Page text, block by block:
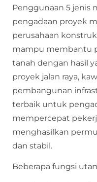
Penggunaan 5 jenis
pengadaan proyek
perusahaan
mampu membantu
tanah dengan hasil
proyek jalan raya,
pembangunan
terbaik untuk
mempercepat
menghasilkan
dan stabil.
Beberapa fungsi